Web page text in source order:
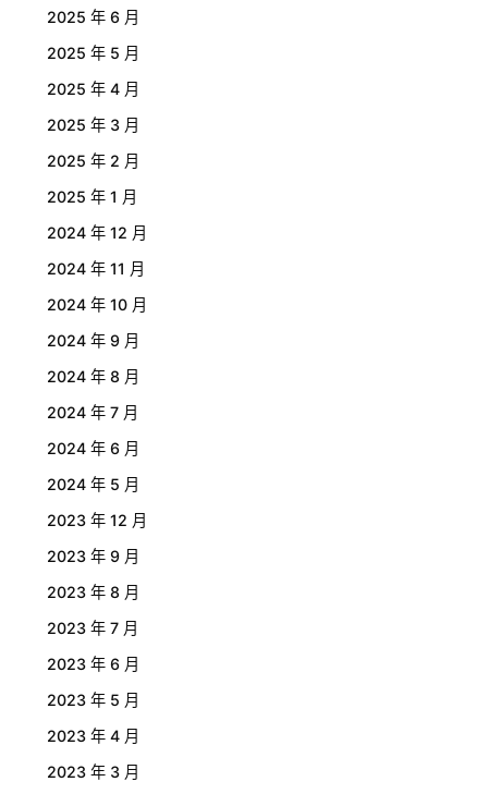
2025 年 6 月
2025 年 5 月
2025 年 4 月
2025 年 3 月
2025 年 2 月
2025 年 1 月
2024 年 12 月
2024 年 11 月
2024 年 10 月
2024 年 9 月
2024 年 8 月
2024 年 7 月
2024 年 6 月
2024 年 5 月
2023 年 12 月
2023 年 9 月
2023 年 8 月
2023 年 7 月
2023 年 6 月
2023 年 5 月
2023 年 4 月
2023 年 3 月